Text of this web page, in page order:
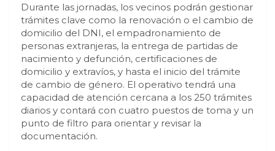
Durante las jornadas, los vecinos podrán gestionar
trámites clave como la renovación o el cambio de
domicilio del DNI, el empadronamiento de
personas extranjeras, la entrega de partidas de
nacimiento y defunción, certificaciones de
domicilio y extravíos, y hasta el inicio del trámite
de cambio de género. El operativo tendrá una
capacidad de atención cercana a los 250 trámites
diarios y contará con cuatro puestos de toma y un
punto de filtro para orientar y revisar la
documentación.